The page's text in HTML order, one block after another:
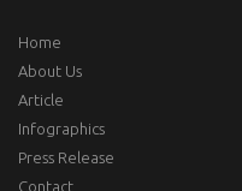
Home
About Us
Article
Infographics
Press Release
Contact